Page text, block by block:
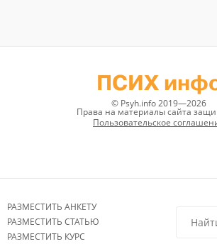
ПСИХ
© Psyh.info 2019—2026
Права на материалы сайта
Пользовательское
РАЗМЕСТИТЬ АНКЕТУ
РАЗМЕСТИТЬ СТАТЬЮ
РАЗМЕСТИТЬ КУРС